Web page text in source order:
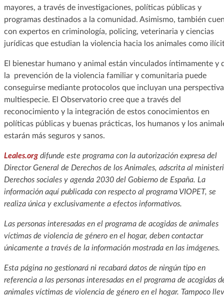
mayores, a través de investigaciones, políticas públicas y
programas destinados a la comunidad. Asimismo, también
con expertos en criminología, policing, veterinaria y ciencias
jurídicas que estudian la violencia hacia los animales como
El bienestar humano y animal están vinculados íntimamente y
la prevención de la violencia familiar y comunitaria puede
conseguirse mediante protocolos que incluyan una perspectiva
multiespecie. El Observatorio cree que a través del
reconocimiento y la integración de estos conocimientos en
políticas públicas y buenas prácticas, los humanos y los
estarán más seguros y sanos.
Leales.orgdifunde este programa con la autorización expresa del
Director General de Derechos de los Animales, adscrita al
Derechos sociales y agenda 2030 del Gobierno de España. La
información aquí publicada con respecto al programa VIOPET, se
realiza única y exclusivamente a efectos informativos.
Las personas interesadas en el programa de acogidas de animales
víctimas de violencia de género en el hogar, deben contactar
únicamente a través de la información mostrada en las imágenes.
Esta página no gestionará ni recabará datos de ningún tipo en
referencia a las personas interesadas en el programa de acogidas
animales víctimas de violencia de género en el hogar. Tampoco